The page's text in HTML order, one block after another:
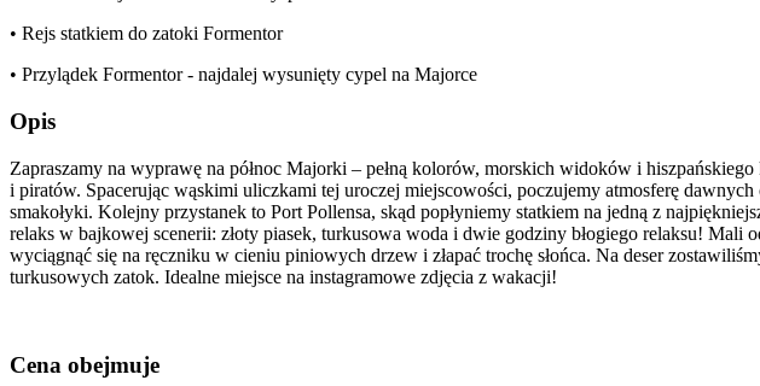
• Rejs statkiem do zatoki Formentor
• Przylądek Formentor - najdalej wysunięty cypel na Majorce
Opis
Zapraszamy na wyprawę na północ Majorki – pełną kolorów, morskich widoków i
i piratów. Spacerując wąskimi uliczkami tej uroczej miejscowości, poczujemy atmosferę
smakołyki. Kolejny przystanek to Port Pollensa, skąd popłyniemy statkiem na jedną z
relaks w bajkowej scenerii: złoty piasek, turkusowa woda i dwie godziny błogiego relaksu!
wyciągnąć się na ręczniku w cieniu piniowych drzew i złapać trochę słońca. Na deser
turkusowych zatok. Idealne miejsce na instagramowe zdjęcia z wakacji!
Cena obejmuje